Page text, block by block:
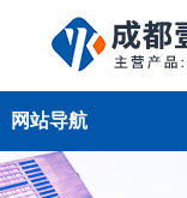
网站导航